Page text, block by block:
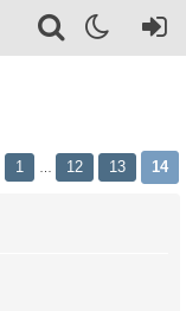
1 12 13 14